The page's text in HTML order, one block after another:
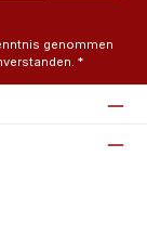
genommen
*